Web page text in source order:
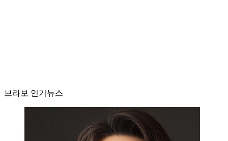
브라보 인기뉴스